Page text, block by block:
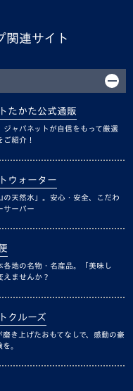
関連サイト
たかた公式通販
ジャパネットが自信をもって厳選
ご紹介！
ウォーター
の天然水」。安心・安全、こだわ
サーバー
各地の名物・名産品。「美味し
えませんか？
クルーズ
磨き上げたおもてなしで、感動の豪
。